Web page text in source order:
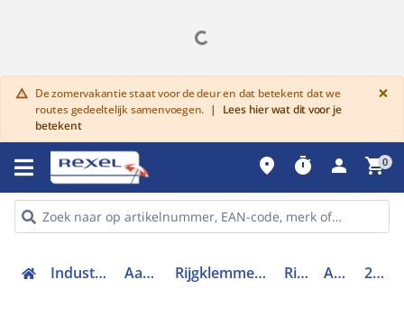
warning De zomervakantie staat voor de deur en dat betekent dat we
routes gedeeltelijk samenvoegen. |
Lees hier wat dit voor je
betekent
×
place timer person shopping_cart0
Industriele componenten Aansluittechniek Rijgklemmen, klemmen en toebehoren Rijgklemmen Aardrijgklem 2004-1307